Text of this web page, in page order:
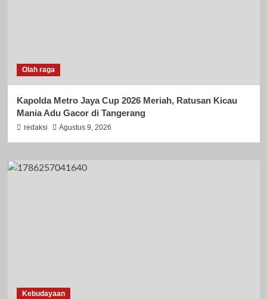
Olah raga
Kapolda Metro Jaya Cup 2026 Meriah, Ratusan Kicau
Mania Adu Gacor di Tangerang
redaksi Agustus 9, 2026
Kebudayaan